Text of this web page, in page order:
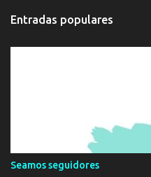
r
o
Entradas populares
Seamos seguidores